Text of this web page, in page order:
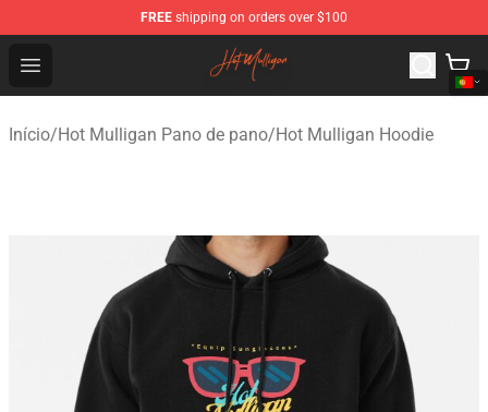
FREE shipping on orders over $100
Open menu
Hot Mulligan Shop - Official Hot Mulligan Merchandise
Início/Hot Mulligan Pano de pano/Hot Mulligan Hoodie